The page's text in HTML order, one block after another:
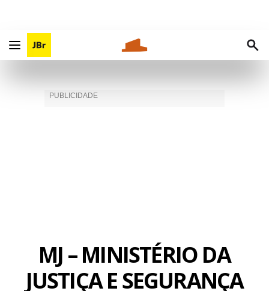
MJ – MINISTÉRIO DA
JUSTIÇA E SEGURANÇA